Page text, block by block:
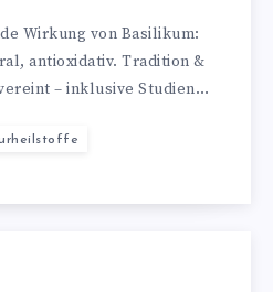
Wirkung von Basilikum:
antioxidativ. Tradition &
– inklusive Studien…